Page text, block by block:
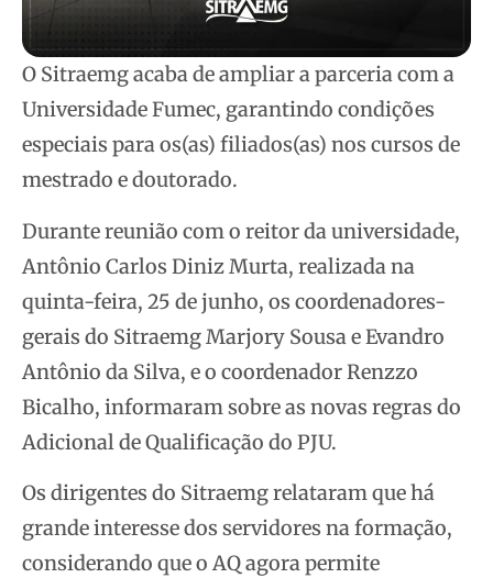
O Sitraemg acaba de ampliar a parceria com a
Universidade Fumec, garantindo condições
especiais para os(as) filiados(as) nos cursos de
mestrado e doutorado.
Durante reunião com o reitor da universidade,
Antônio Carlos Diniz Murta, realizada na
quinta-feira, 25 de junho, os coordenadores-
gerais do Sitraemg Marjory Sousa e Evandro
Antônio da Silva, e o coordenador Renzzo
Bicalho, informaram sobre as novas regras do
Adicional de Qualificação do PJU.
Os dirigentes do Sitraemg relataram que há
grande interesse dos servidores na formação,
considerando que o AQ agora permite